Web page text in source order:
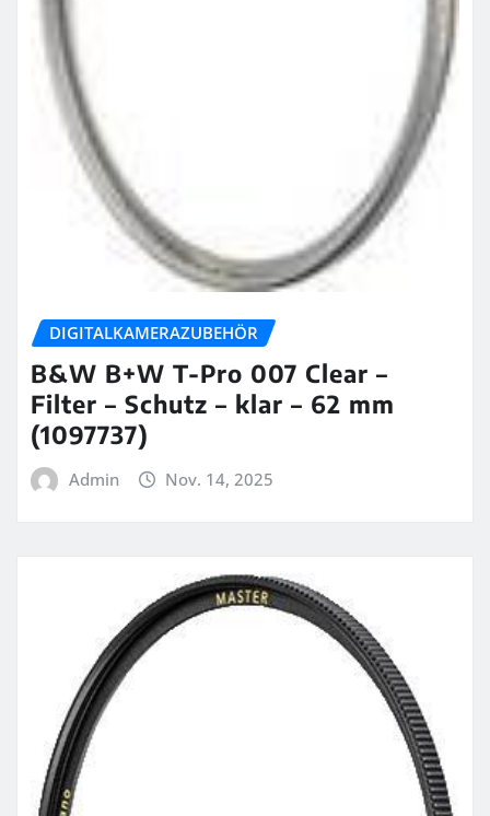
DIGITALKAMERAZUBEHÖR
B&W B+W T-Pro 007 Clear –
Filter – Schutz – klar – 62 mm
(1097737)
Admin Nov. 14, 2025